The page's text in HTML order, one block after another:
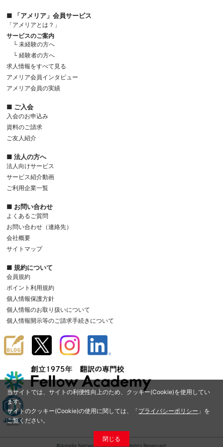
当サイトでは、サイトの利便性向上のため、クッキー(Cookie)を使用してい
ます。
サイトのクッキー(Cookie)の使用に関しては、「プライバシーポリシー 」を
ご覧ください。
閉じる
■ 「アメリア」会員サービス
「アメリアとは？」
サービスのご案内
└ 未経験の方へ
└ 経験者の方へ
求人情報をすべて見る
アメリア会員インタビュー
アメリア会員の実績
■ ご入会
入会のお申込み
資料のご請求
ご友人紹介
■ 法人の方へ
法人向けサービス
サービス紹介動画
ご利用企業一覧
■ お問い合わせ
よくあるご質問
お問い合わせ（連絡先）
会社概要
サイトマップ
■ 規約について
会員規約
ポイント利用規約
個人情報保護方針
個人情報のお取り扱いについて
個人情報開示等のご請求手続きについて
©Amelia Network Co.,Ltd. All Rights Reserved.